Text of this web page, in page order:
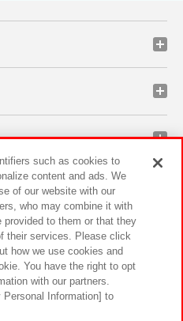
リティ サイトポリシー
アクセシビリティ方針と検証結果
such as cookies to
content and ads. We
of our website with our
who may combine it with
provided to them or that they
their services. Please click
how we use cookies and
You have the right to opt
with our partners.
Information] to